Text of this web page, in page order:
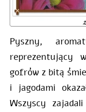
Pyszny,
reprezentujący
gofrów z bitą
i jagodami
Wszyscy